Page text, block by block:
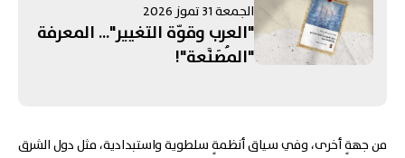
الجمعة 31 تموز 2026
"العرب وقوّة التغيير"... المعرفة
"المُصَنَّعة"!
من جهةٍ أخرى، وفي سياق أنظمةٍ سلطوية واستبدادية، مثل دول الشرق